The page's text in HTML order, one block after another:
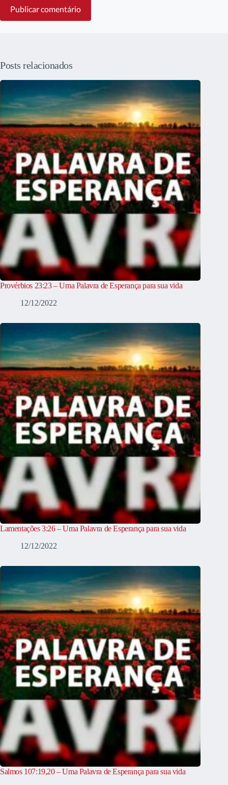
Publicar comentário
Posts relacionados
Provérbios 23:23 – Uma Palavra de Esperança para sua vida
12/12/2022
Lamentações 3:26 – Uma Palavra de Esperança para sua vida
12/12/2022
Salmos 107:19,20 – Uma Palavra de Esperança para sua vida